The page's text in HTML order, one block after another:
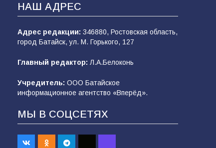
НАШ АДРЕС
Адрес редакции: 346880, Ростовская область,
город Батайск, ул. М. Горького, 127
Главный редактор: Л.А.Белоконь
Учредитель: ООО Батайское
информационное агентство «Вперёд».
МЫ В СОЦСЕТЯХ